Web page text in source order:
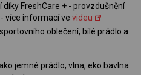
FreshCare + - provzdušnění
více informací vevideu
oblečení, bílé prádlo a
jemné prádlo, vlna, eko bavlna